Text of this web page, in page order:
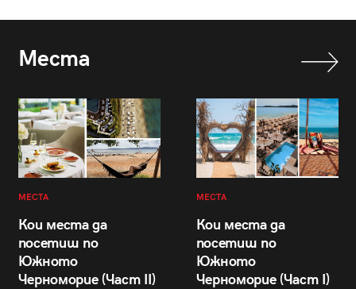
Места
МЕСТА
Кои места да
посетиш по
Южното
Черноморие (Част II)
МЕСТА
Кои места да
посетиш по
Южното
Черноморие (Част I)